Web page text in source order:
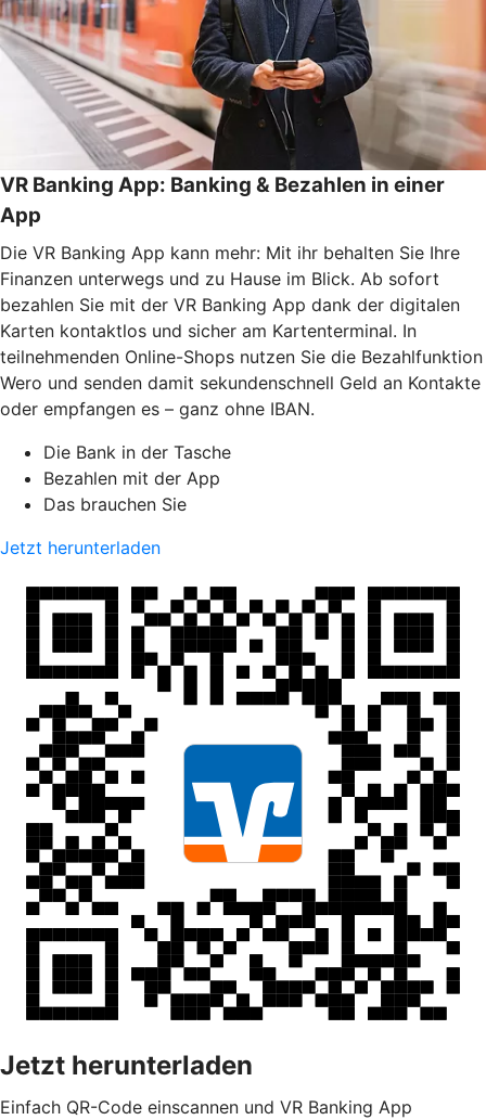
VR Banking App: Banking & Bezahlen in einer
App
Die VR Banking App kann mehr: Mit ihr behalten Sie Ihre
Finanzen unterwegs und zu Hause im Blick. Ab sofort
bezahlen Sie mit der VR Banking App dank der digitalen
Karten kontaktlos und sicher am Kartenterminal. In
teilnehmenden Online-Shops nutzen Sie die Bezahlfunktion
Wero und senden damit sekundenschnell Geld an Kontakte
oder empfangen es – ganz ohne IBAN.
Die Bank in der Tasche
Bezahlen mit der App
Das brauchen Sie
Jetzt herunterladen
Jetzt herunterladen
Einfach QR-Code einscannen und VR Banking App